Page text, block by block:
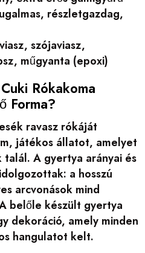
részletgazdag,
szójaviasz,
műgyanta (epoxi)
Rókakoma
Forma?
ravasz rókáját
játékos állatot, amelyet
A gyertya arányai és
a hosszú
arcvonások mind
belőle készült gyertya
dekoráció, amely minden
hangulatot kelt.